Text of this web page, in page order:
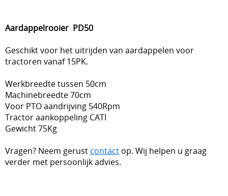
Aardappelrooier PD50
Geschikt voor het uitrijden van aardappelen voor
tractoren vanaf 15PK.
Werkbreedte tussen 50cm
Machinebreedte 70cm
Voor PTO aandrijving 540Rpm
Tractor aankoppeling CATI
Gewicht 75Kg
Vragen? Neem gerust contact op. Wij helpen u graag
verder met persoonlijk advies.